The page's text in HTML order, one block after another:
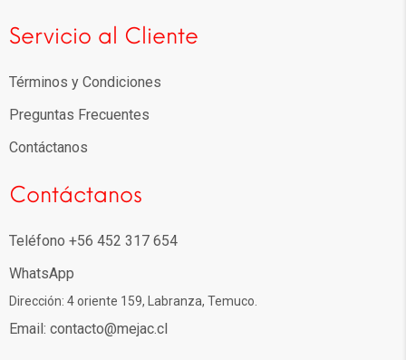
Servicio al Cliente
Términos y Condiciones
Preguntas Frecuentes
Contáctanos
Contáctanos
Teléfono +56 452 317 654
WhatsApp
Dirección: 4 oriente 159, Labranza, Temuco.
Email: contacto@mejac.cl